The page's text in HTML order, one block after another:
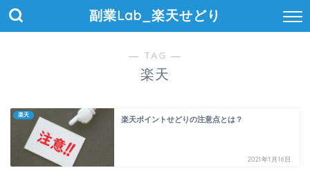
副業Lab_楽天せどり
― TAG ―
楽天
楽天
楽天ポイントせどりの注意点とは？
2021年1月16日